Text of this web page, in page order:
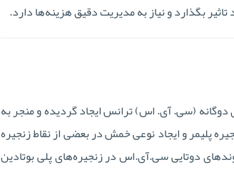
تاثیر بگذارد و نیاز به مدیریت دقیق هزینه‌ها دارد.
(سی. آی. اس) ترانس ایجاد گردیده و منجر به
پلیمر و ایجاد نوعی خمش در بعضی از نقاط زنجیره
دوتایی سی.آی.اس در زنجیره‌های پلی بوتادین